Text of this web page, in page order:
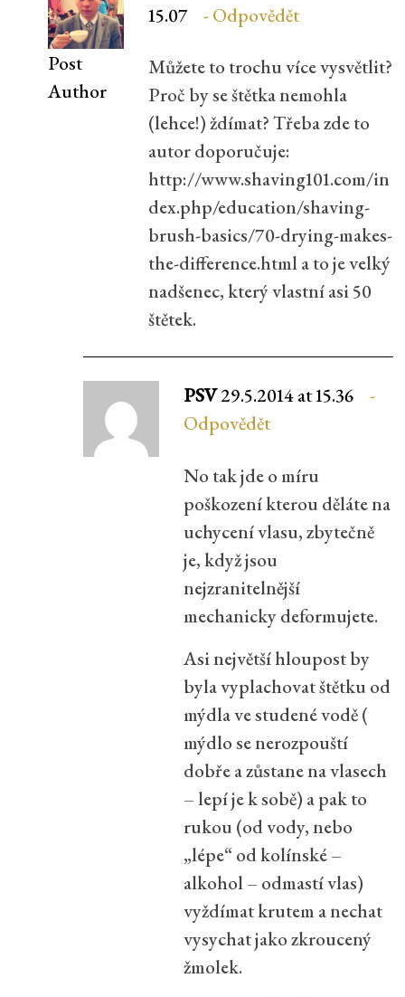
Post
Author
15.07
Odpovědět
Můžete to trochu více vysvětlit?
Proč by se štětka nemohla
(lehce!) ždímat? Třeba zde to
autor doporučuje:
http://www.shaving101.com/in
dex.php/education/shaving-
brush-basics/70-drying-makes-
the-difference.htmla to je velký
nadšenec, který vlastní asi 50
štětek.
PSV29.5.2014 at 15.36
Odpovědět
No tak jde o míru
poškození kterou děláte na
uchycení vlasu, zbytečně
je, když jsou
nejzranitelnější
mechanicky deformujete.
Asi největší hloupost by
byla vyplachovat štětku od
mýdla ve studené vodě (
mýdlo se nerozpouští
dobře a zůstane na vlasech
– lepí je k sobě) a pak to
rukou (od vody, nebo
„lépe“ od kolínské –
alkohol – odmastí vlas)
vyždímat krutem a nechat
vysychat jako zkroucený
žmolek.